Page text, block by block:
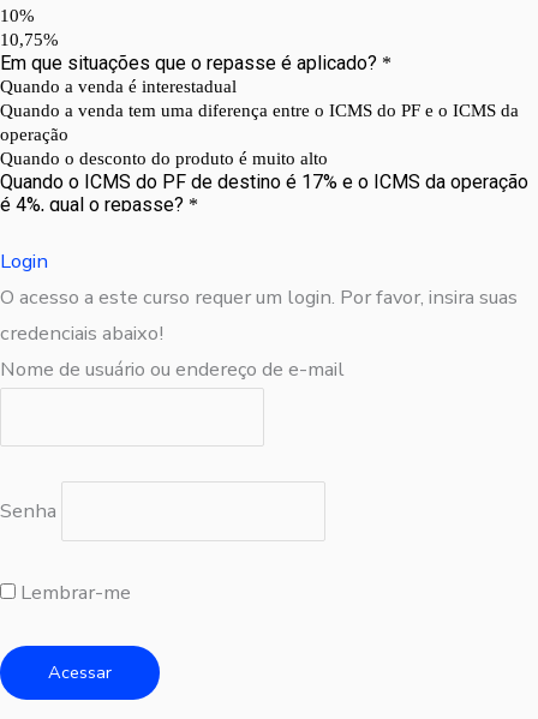
Login
O acesso a este curso requer um login. Por favor, insira suas
credenciais abaixo!
Nome de usuário ou endereço de e-mail
Senha
Lembrar-me